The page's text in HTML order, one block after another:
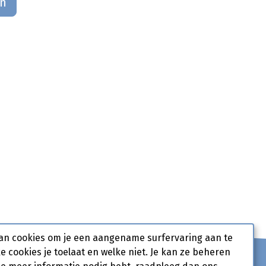
cookies om je een aangename surfervaring aan te
cookies je toelaat en welke niet. Je kan ze beheren